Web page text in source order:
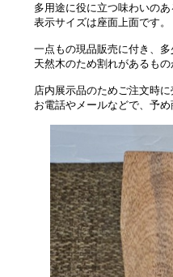
多用途に役に立つ味わいのあ
表示サイズは座面上面です。
一点もの現品販売に付き、多
天然木のため割れがあるもの
店内展示品のためご注文時
お電話やメールなどで、予